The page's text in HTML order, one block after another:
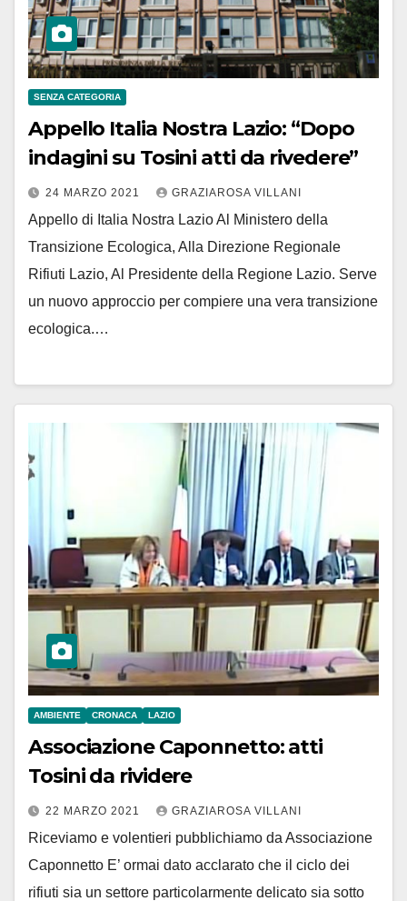
SENZA CATEGORIA
Appello Italia Nostra Lazio: “Dopo
indagini su Tosini atti da rivedere”
24 MARZO 2021 GRAZIAROSA VILLANI
Appello di Italia Nostra Lazio Al Ministero della
Transizione Ecologica, Alla Direzione Regionale
Rifiuti Lazio, Al Presidente della Regione Lazio. Serve
un nuovo approccio per compiere una vera transizione
ecologica.…
AMBIENTE CRONACA LAZIO
Associazione Caponnetto: atti
Tosini da rividere
22 MARZO 2021 GRAZIAROSA VILLANI
Riceviamo e volentieri pubblichiamo da Associazione
Caponnetto E’ ormai dato acclarato che il ciclo dei
rifiuti sia un settore particolarmente delicato sia sotto